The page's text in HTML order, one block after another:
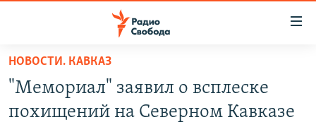
упрощенного
доступа
ПРОГРАММЫ
ПОДКАСТЫ
НОВОСТИ. КАВКАЗ
"Мемориал" заявил о всплеске
похищений на Северном Кавказе